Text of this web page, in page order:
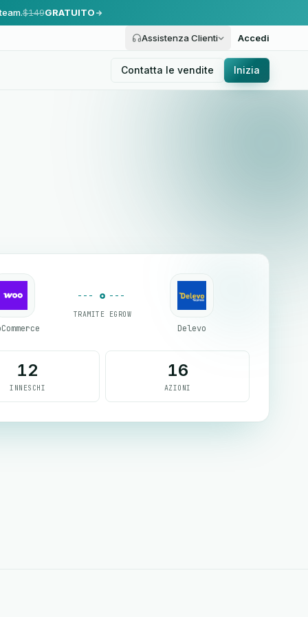
$149GRATUITO
Assistenza Clienti Accedi
Contatta le vendite Inizia
TRAMITE EGROW
Delevo
12
INNESCHI
16
AZIONI